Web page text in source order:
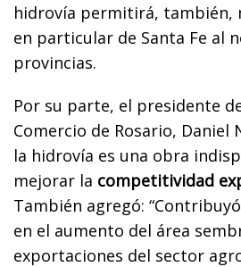
hidrovía permitirá, también,
en particular de Santa Fe al
provincias.
Por su parte, el presidente
Comercio de Rosario, Daniel
la hidrovía es una obra
mejorar la competitividad
También agregó:
en el aumento del área
exportaciones del sector